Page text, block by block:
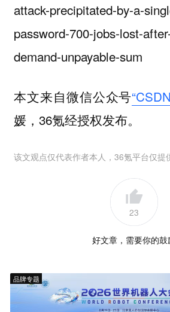
attack-precipitated-by-a-
password-700-jobs-lost-
demand-unpayable-sum
本文来自微信公众号
媛，36氪经授权发布。
该文观点仅代表作者本人，36氪平台仅提
23
好文章，需要你的鼓
品牌专题